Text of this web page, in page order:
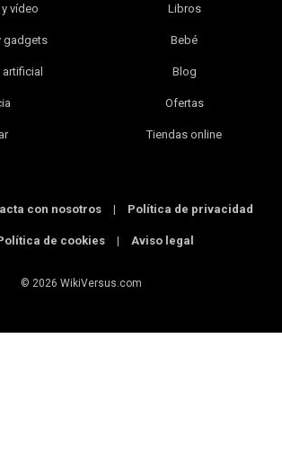
vídeo
gadgets
artificial
Libros
Bebé
Blog
Ofertas
Tiendas online
con nosotros | Política de privacidad
de cookies | Aviso legal
© 2026 WikiVersus.com